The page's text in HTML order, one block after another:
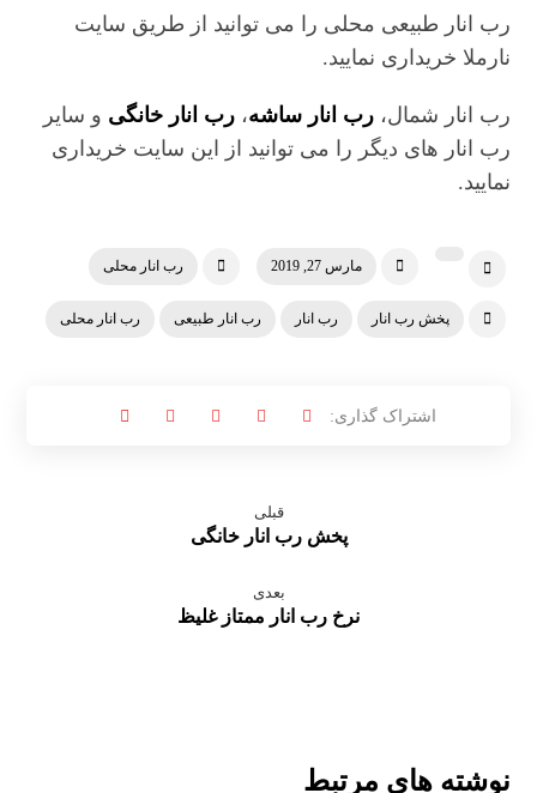
رب انار طبیعی محلی را می توانید از طریق سایت
نارملا خریداری نمایید.
رب انار شمال،رب انار ساشه،رب انار خانگی و سایر
رب انار های دیگر را می توانید از این سایت خریداری
نمایید.
مارس 27, 2019 رب انار محلی
پخش رب انار رب انار رب انار طبیعی رب انار محلی
قبلی
پخش رب انار خانگی
بعدی
نرخ رب انار ممتاز غلیظ
نوشته های مرتبط